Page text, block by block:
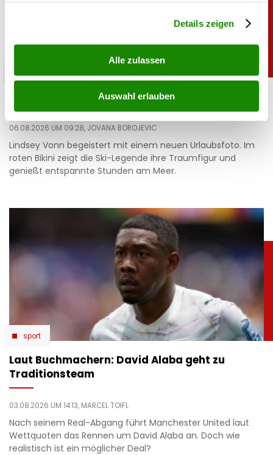
Details zeigen
Alle zulassen
Auswahl erlauben
Heiß: Lindsey Vonn zeigt Traumfigur im Urlaub
06.08.2026 UM 09:28, JOVANA BOROJEVIC
Lindsey Vonn begeistert mit einem neuen Urlaubsfoto. Im
roten Bikini zeigt die Ski-Legende ihre Traumfigur und
genießt entspannte Stunden am Meer.
sport
Laut Buchmachern: David Alaba geht zu
Traditionsteam
03.08.2026 UM 14:13, MARCEL TOIFL
Nach seinem Real-Abgang führt Manchester United laut
Wettquoten das Rennen um David Alaba an. Doch wie
realistisch ist ein möglicher Deal?